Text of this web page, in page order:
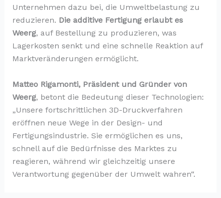
Unternehmen dazu bei, die Umweltbelastung zu
reduzieren. Die additive Fertigung erlaubt es
Weerg, auf Bestellung zu produzieren, was
Lagerkosten senkt und eine schnelle Reaktion auf
Marktveränderungen ermöglicht.
Matteo Rigamonti, Präsident und Gründer von
Weerg, betont die Bedeutung dieser Technologien:
„Unsere fortschrittlichen 3D-Druckverfahren
eröffnen neue Wege in der Design- und
Fertigungsindustrie. Sie ermöglichen es uns,
schnell auf die Bedürfnisse des Marktes zu
reagieren, während wir gleichzeitig unsere
Verantwortung gegenüber der Umwelt wahren“.